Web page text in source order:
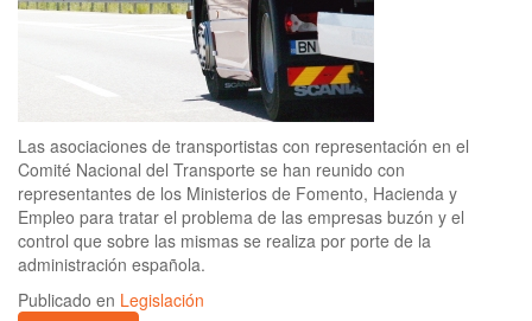
Las asociaciones de transportistas con representación en el
Comité Nacional del Transporte se han reunido con
representantes de los Ministerios de Fomento, Hacienda y
Empleo para tratar el problema de las empresas buzón y el
control que sobre las mismas se realiza por porte de la
administración española.
Publicado en Legislación